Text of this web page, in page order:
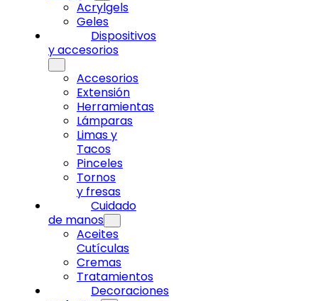
Acrylgels
Geles
Dispositivos
y accesorios
Accesorios
Extensión
Herramientas
Lámparas
Limas y
Tacos
Pinceles
Tornos
y fresas
Cuidado
de manos
Aceites
Cutículas
Cremas
Tratamientos
Decoraciones